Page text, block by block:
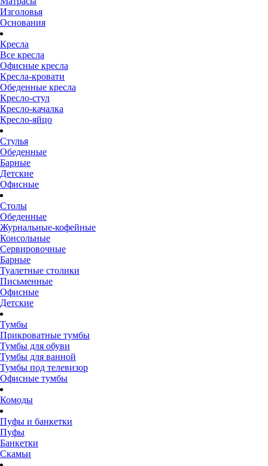
Изголовья
Основания
Кресла
Все кресла
Офисные кресла
Кресла-кровати
Обеденные кресла
Кресло-стул
Кресло-качалка
Кресло-яйцо
Стулья
Обеденные
Барные
Детские
Офисные
Столы
Обеденные
Журнальные-кофейные
Консольные
Сервировочные
Барные
Туалетные столики
Письменные
Офисные
Детские
Тумбы
Прикроватные тумбы
Тумбы для обуви
Тумбы для ванной
Тумбы под телевизор
Офисные тумбы
Комоды
Пуфы и банкетки
Пуфы
Банкетки
Скамьи